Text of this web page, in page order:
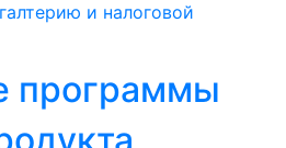
и налоговой
программы